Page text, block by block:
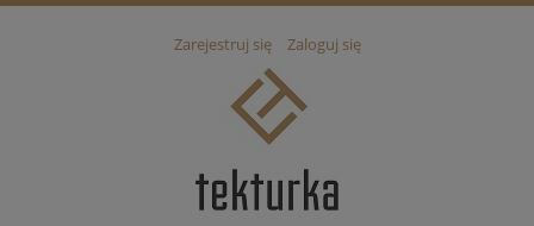
Zarejestruj się Zaloguj się